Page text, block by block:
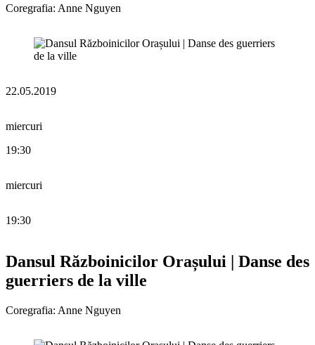
Coregrafia: Anne Nguyen
22.05.2019
miercuri
19:30
miercuri
19:30
Dansul Războinicilor Orașului | Danse des
guerriers de la ville
Coregrafia: Anne Nguyen